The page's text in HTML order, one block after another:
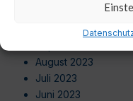
November 2023
Oktober 2023
August 2023
Juli 2023
Juni 2023